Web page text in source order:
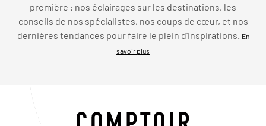
première : nos éclairages sur les destinations, les
conseils de nos spécialistes, nos coups de cœur, et nos
dernières tendances pour faire le plein d’inspirations.
En
savoir plus